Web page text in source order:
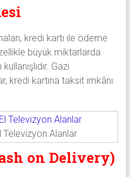
kredi kartı ile ödeme
büyük miktarlarda
Gazi
kredi kartına taksit imkânı
Televizyon Alanlar
on Delivery)